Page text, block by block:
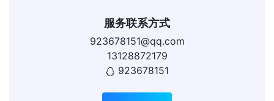
服务联系方式
923678151@qq.com
13128872179
923678151